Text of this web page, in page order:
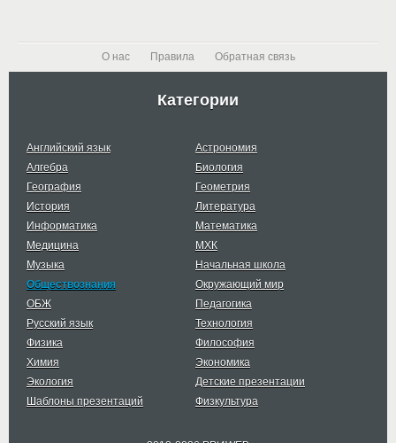
О нас Правила Обратная связь
Категории
Английский язык
Астрономия
Алгебра
Биология
География
Геометрия
История
Литература
Информатика
Математика
Медицина
МХК
Музыка
Начальная школа
Обществознания
Окружающий мир
ОБЖ
Педагогика
Русский язык
Технология
Физика
Философия
Химия
Экономика
Экология
Детские презентации
Шаблоны презентаций
Физкультура